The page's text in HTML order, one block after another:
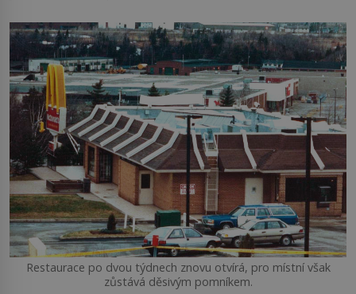
Restaurace po dvou týdnech znovu otvírá, pro místní však
zůstává děsivým pomníkem.